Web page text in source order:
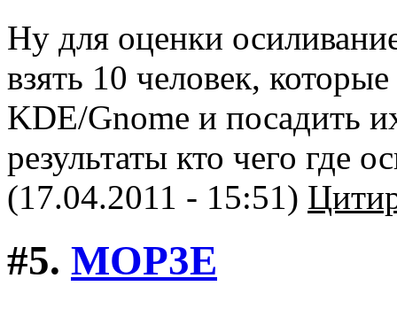
Ну для оценки
взять 10 человек,
KDE/Gnome и посадить
результаты кто чего где
(17.04.2011 - 15:51)
#5. MOP3E